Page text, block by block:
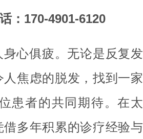
：170-4901-6120
心俱疲。无论是反复发
焦虑的脱发，找到一家
患者的共同期待。在太
多年积累的诊疗经验与